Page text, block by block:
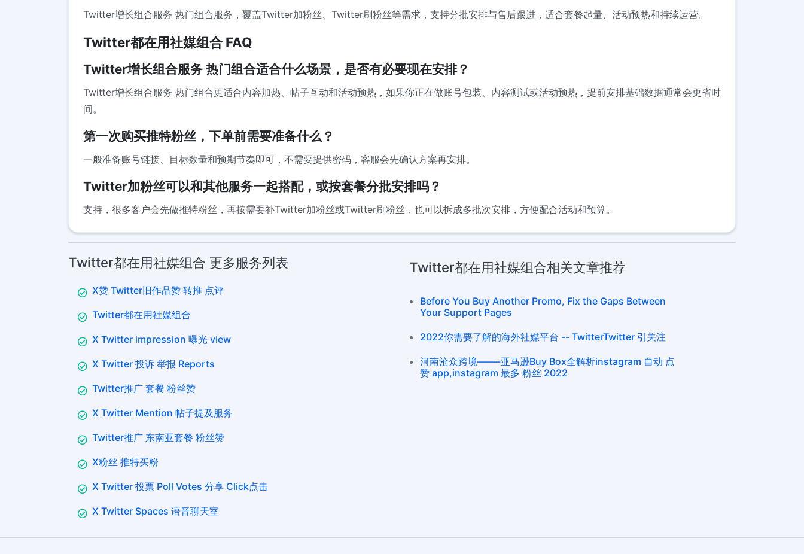
Twitter增长组合服务 热门组合服务，覆盖Twitter加粉丝、Twitter刷粉丝等需求，支持分批安排与售后跟进，适合套餐起量、活动预热和持续运营。
Twitter都在用社媒组合 FAQ
Twitter增长组合服务 热门组合适合什么场景，是否有必要现在安排？
Twitter增长组合服务 热门组合更适合内容加热、帖子互动和活动预热，如果你正在做账号包装、内容测试或活动预热，提前安排基础数据通常会更省时
间。
第一次购买推特粉丝，下单前需要准备什么？
一般准备账号链接、目标数量和预期节奏即可，不需要提供密码，客服会先确认方案再安排。
Twitter加粉丝可以和其他服务一起搭配，或按套餐分批安排吗？
支持，很多客户会先做推特粉丝，再按需要补Twitter加粉丝或Twitter刷粉丝，也可以拆成多批次安排，方便配合活动和预算。
Twitter都在用社媒组合 更多服务列表
X赞 Twitter旧作品赞 转推 点评
Twitter都在用社媒组合
X Twitter impression 曝光 view
X Twitter 投诉 举报 Reports
Twitter推广 套餐 粉丝赞
X Twitter Mention 帖子提及服务
Twitter推广 东南亚套餐 粉丝赞
X粉丝 推特买粉
X Twitter 投票 Poll Votes 分享 Click点击
X Twitter Spaces 语音聊天室
Twitter都在用社媒组合相关文章推荐
Before You Buy Another Promo, Fix the Gaps Between
Your Support Pages
2022你需要了解的海外社媒平台 -- TwitterTwitter 引关注
河南沧众跨境——-亚马逊Buy Box全解析instagram 自动 点
赞 app,instagram 最多 粉丝 2022